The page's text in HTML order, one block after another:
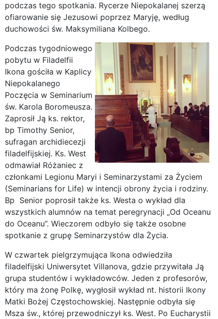
podczas tego spotkania. Rycerze Niepokalanej szerzą
ofiarowanie się Jezusowi poprzez Maryję, według
duchowości św. Maksymiliana Kolbego.
Podczas tygodniowego
pobytu w Filadelfii
Ikona gościła w Kaplicy
Niepokalanego
Poczęcia w Seminarium
św. Karola Boromeusza.
Zaprosił Ją ks. rektor,
bp Timothy Senior,
sufragan archidiecezji
filadelfijskiej. Ks. West
odmawiał Różaniec z
członkami Legionu Maryi i Seminarzystami za Życiem
(Seminarians for Life) w intencji obrony życia i rodziny.
Bp Senior poprosił także ks. Westa o wykład dla
wszystkich alumnów na temat peregrynacji „Od Oceanu
do Oceanu”. Wieczorem odbyło się także osobne
spotkanie z grupę Seminarzystów dla Życia.
W czwartek pielgrzymująca Ikona odwiedziła
filadelfijski Uniwersytet Villanova, gdzie przywitała Ją
grupa studentów i wykładowców. Jeden z profesorów,
który ma żonę Polkę, wygłosił wykład nt. historii Ikony
Matki Bożej Częstochowskiej. Następnie odbyła się
Msza św., której przewodniczył ks. West. Po Eucharystii